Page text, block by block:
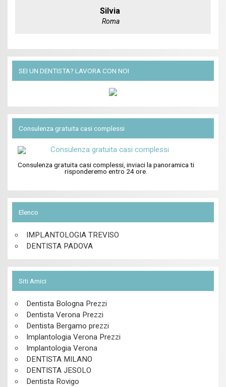
Silvia
Roma
SEI UN DENTISTA? LAVORA CON NOI
Consulenza gratuita casi complessi
Consulenza gratuita casi complessi, inviaci la panoramica ti
risponderemo entro 24 ore.
Elenco
IMPLANTOLOGIA TREVISO
DENTISTA PADOVA
Siti Amici
Dentista Bologna Prezzi
Dentista Verona Prezzi
Dentista Bergamo prezzi
Implantologia Verona Prezzi
Implantologia Verona
DENTISTA MILANO
DENTISTA JESOLO
Dentista Rovigo